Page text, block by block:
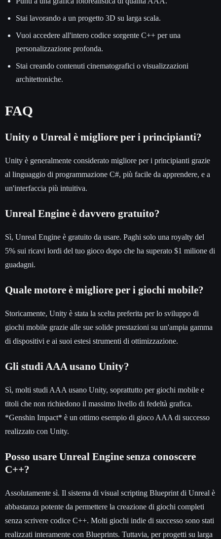
Stai lavorando a un progetto 3D su larga scala.
Vuoi accedere all'intero codice sorgente C++ per una
personalizzazione profonda.
Stai creando contenuti cinematografici o visualizzazioni
architettoniche.
FAQ
Unity o Unreal è migliore per i principianti?
Unity è generalmente considerato migliore per i principianti grazie
al linguaggio di programmazione C#, più facile da apprendere, e a
un'interfaccia più intuitiva.
Unreal Engine è davvero gratuito?
Sì, Unreal Engine è gratuito da usare. Paghi solo una royalty del
5% sui ricavi lordi del tuo gioco dopo che ha superato $1 milione di
guadagni.
Quale motore è migliore per i giochi mobile?
Storicamente, Unity è stata la scelta preferita per lo sviluppo di
giochi mobile grazie alle sue solide prestazioni su un'ampia gamma
di dispositivi e ai suoi estesi strumenti di ottimizzazione.
Gli studi AAA usano Unity?
Sì, molti studi AAA usano Unity, soprattutto per giochi mobile e
titoli che non richiedono il massimo livello di fedeltà grafica.
*Genshin Impact* è un ottimo esempio di gioco AAA di successo
realizzato con Unity.
Posso usare Unreal Engine senza conoscere
C++?
Assolutamente sì. Il sistema di visual scripting Blueprint di Unreal è
abbastanza potente da permettere la creazione di giochi completi
senza scrivere codice C++. Molti giochi indie di successo sono stati
realizzati interamente con Blueprints. Tuttavia, per progetti su larga